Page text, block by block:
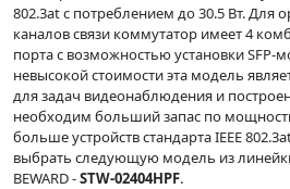
802.3at с потреблением до 30.5 Вт. Для
каналов связи коммутатор имеет 4
порта с возможностью установки SFP-
невысокой стоимости эта модель
для задач видеонаблюдения и
необходим больший запас по
больше устройств стандарта IEEE
выбрать следующую модель из
BEWARD -STW-02404HPF.